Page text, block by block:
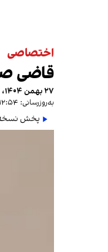
اختصاصی
قاضی صلواتی
۲۷ بهمن ۱۴۰۴، ۱۱:۴۲ (‎+۰ گرینویچ)
به‌روزرسانی: ۱۲:۵۴ (‎+۰ گرینویچ)
پخش نسخه